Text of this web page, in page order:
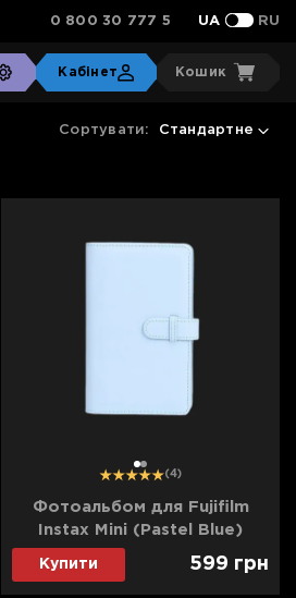
0 800 30 777 5 UA RU
Кабінет Кошик
Сортувати: Стандартне
1 (4)
Фотоальбом для Fujifilm
Instax Mini (Pastel Blue)
Купити 599 грн